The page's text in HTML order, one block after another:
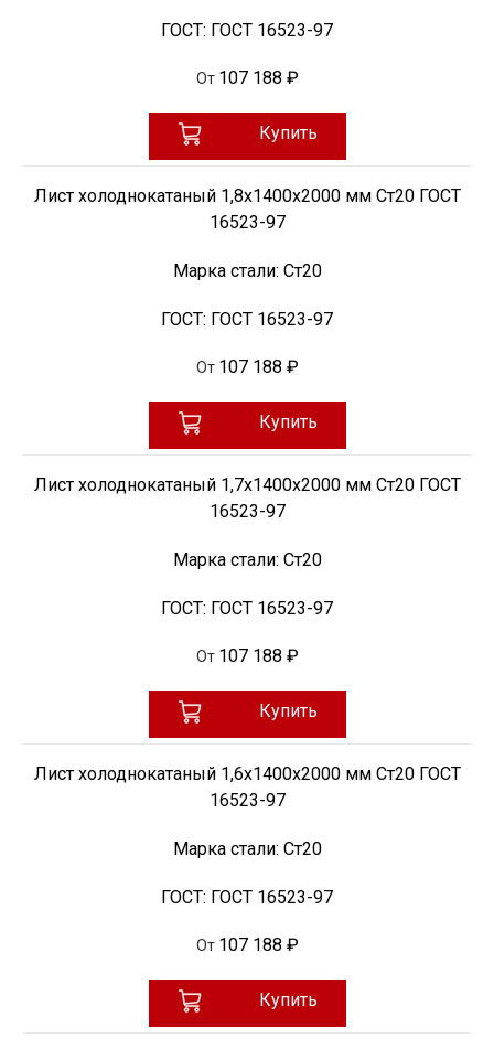
ГОСТ: ГОСТ 16523-97
От 107 188 ₽
Купить
Лист холоднокатаный 1,8х1400х2000 мм Ст20 ГОСТ
16523-97
Марка стали: Ст20
ГОСТ: ГОСТ 16523-97
От 107 188 ₽
Купить
Лист холоднокатаный 1,7х1400х2000 мм Ст20 ГОСТ
16523-97
Марка стали: Ст20
ГОСТ: ГОСТ 16523-97
От 107 188 ₽
Купить
Лист холоднокатаный 1,6х1400х2000 мм Ст20 ГОСТ
16523-97
Марка стали: Ст20
ГОСТ: ГОСТ 16523-97
От 107 188 ₽
Купить